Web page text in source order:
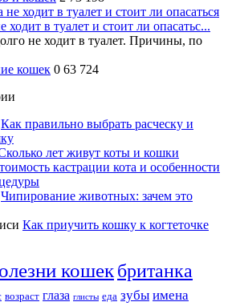
в туалет и стоит ли опасатьс...
не ходит в туалет. Причины, по
кошек 0 63 724
Как правильно выбрать расческу и
лет живут коты и кошки
кастрации кота и особенности
Чипирование животных: зачем это
Как приучить кошку к когтеточке
кошекбританка
возраст глаза глисты еда зубы имена